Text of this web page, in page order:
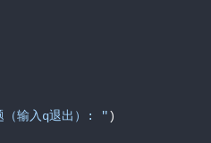
（输入q退出）: ")